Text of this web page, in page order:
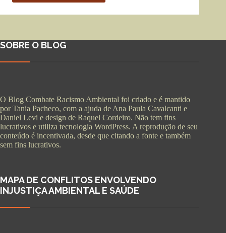
SOBRE O BLOG
O Blog Combate Racismo Ambiental foi criado e é mantido
por Tania Pacheco, com a ajuda de Ana Paula Cavalcanti e
Daniel Levi e design de Raquel Cordeiro. Não tem fins
lucrativos e utiliza tecnologia WordPress. A reprodução de seu
conteúdo é incentivada, desde que citando a fonte e também
sem fins lucrativos.
MAPA DE CONFLITOS ENVOLVENDO
INJUSTIÇA AMBIENTAL E SAÚDE